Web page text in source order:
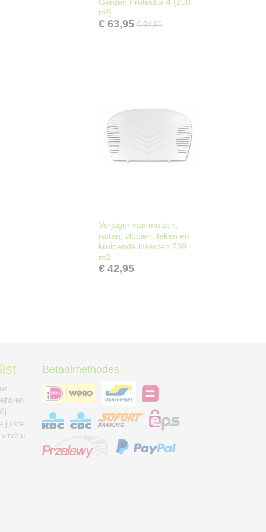
m²)
€ 63,95 € 64,95
Verjager van muizen,
ratten, vlooien, teken en
kruipende insecten 280
m2
€ 42,95
juiste
u
Betaalmethodes